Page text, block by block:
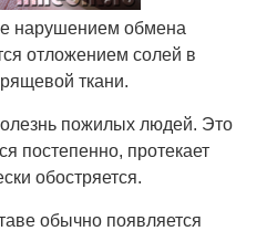
нарушением обмена
отложением солей в
ткани.
пожилых людей. Это
постепенно, протекает
обостряется.
обычно появляется